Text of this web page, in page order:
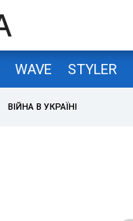
WAVE STYLER
ВІЙНА В УКРАЇНІ